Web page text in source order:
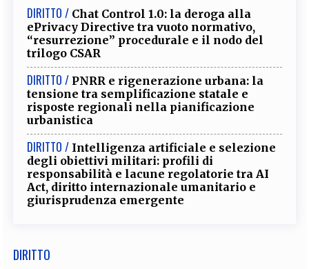
DIRITTO / Chat Control 1.0: la deroga alla
ePrivacy Directive tra vuoto normativo,
“resurrezione” procedurale e il nodo del
trilogo CSAR
DIRITTO / PNRR e rigenerazione urbana: la
tensione tra semplificazione statale e
risposte regionali nella pianificazione
urbanistica
DIRITTO / Intelligenza artificiale e selezione
degli obiettivi militari: profili di
responsabilità e lacune regolatorie tra AI
Act, diritto internazionale umanitario e
giurisprudenza emergente
DIRITTO